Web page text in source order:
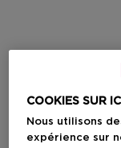
COOKIES SUR
Nous utilisons
expérience sur